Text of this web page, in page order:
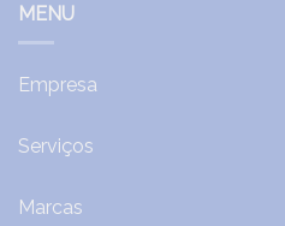
MENU
Empresa
Serviços
Marcas